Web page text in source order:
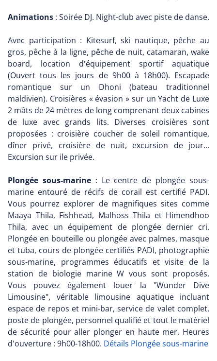
Animations : Soirée DJ. Night-club avec piste de danse.
Avec participation : Kitesurf, ski nautique, pêche au
gros, pêche à la ligne, pêche de nuit, catamaran, wake
board, location d'équipement sportif aquatique
(Ouvert tous les jours de 9h00 à 18h00). Escapade
romantique sur un Dhoni (bateau traditionnel
maldivien). Croisières « évasion » sur un Yacht de Luxe
2 mâts de 24 mètres de long comprenant deux cabines
de luxe avec grands lits. Diverses croisières sont
proposées : croisière coucher de soleil romantique,
dîner privé, croisière de nuit, excursion de jour...
Excursion sur ile privée.
Plongée sous-marine : Le centre de plongée sous-
marine entouré de récifs de corail est certifié PADI.
Vous pourrez explorer de magnifiques sites comme
Maaya Thila, Fishhead, Malhoss Thila et Himendhoo
Thila, avec un équipement de plongée dernier cri.
Plongée en bouteille ou plongée avec palmes, masque
et tuba, cours de plongée certifiés PADI, photographie
sous-marine, programmes éducatifs et visite de la
station de biologie marine W vous sont proposés.
Vous pouvez également louer la "Wunder Dive
Limousine", véritable limousine aquatique incluant
espace de repos et mini-bar, service de valet complet,
poste de plongée, personnel qualifié et tout le matériel
de sécurité pour aller plonger en haute mer. Heures
d'ouverture : 9h00-18h00. Détails Plongée sous-marine